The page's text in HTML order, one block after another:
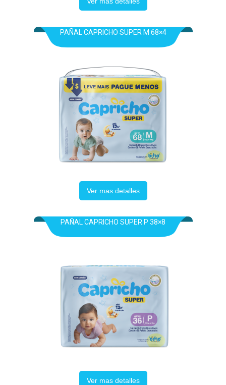
PAÑAL CAPRICHO SUPER M 68×4
Ver mas detalles
PAÑAL CAPRICHO SUPER P 38×8
Ver mas detalles